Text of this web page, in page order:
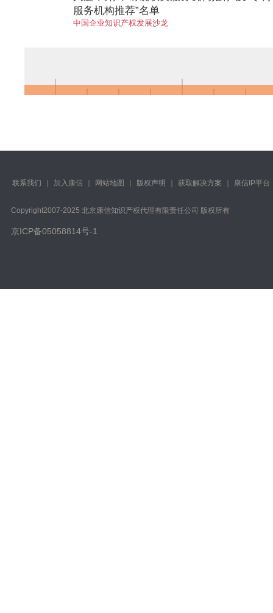
服务机构推荐”名单
中国企业知识产权发展沙龙
联系我们 加入康信 网站地图 版权声明 获取解决方案 康信IP平台
Copyright️2007-2025 北京康信知识产权代理有限责任公司 版权所有
京ICP备05058814号-1